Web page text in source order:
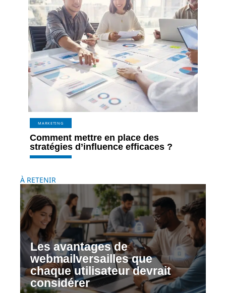
MARKETING
Comment mettre en place des
stratégies d’influence efficaces ?
À RETENIR
Les avantages de
webmailversailles que
chaque utilisateur devrait
considérer